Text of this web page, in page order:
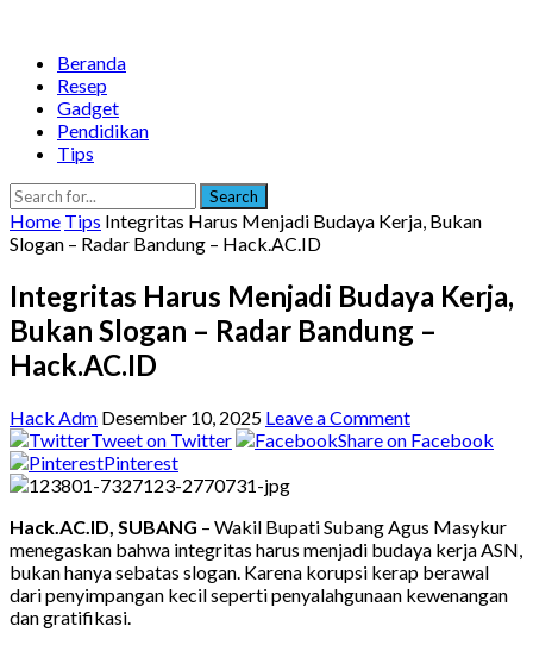
Beranda
Resep
Gadget
Pendidikan
Tips
Search
Home Tips Integritas Harus Menjadi Budaya Kerja, Bukan
Slogan – Radar Bandung – Hack.AC.ID
Integritas Harus Menjadi Budaya Kerja,
Bukan Slogan – Radar Bandung –
Hack.AC.ID
Hack Adm Desember 10, 2025 Leave a Comment
Tweet on Twitter
Share on Facebook
Pinterest
Hack.AC.ID, SUBANG – Wakil Bupati Subang Agus Masykur
menegaskan bahwa integritas harus menjadi budaya kerja ASN,
bukan hanya sebatas slogan. Karena korupsi kerap berawal
dari penyimpangan kecil seperti penyalahgunaan kewenangan
dan gratifikasi.